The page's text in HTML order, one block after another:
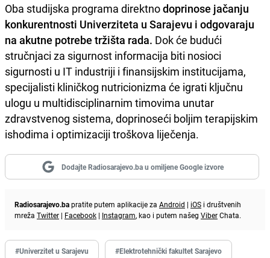
Oba studijska programa direktnodoprinose jačanju
konkurentnosti Univerziteta u Sarajevu i odgovaraju
na akutne potrebe tržišta rada. Dok će budući
stručnjaci za sigurnost informacija biti nosioci
sigurnosti u IT industriji i finansijskim institucijama,
specijalisti kliničkog nutricionizma će igrati ključnu
ulogu u multidisciplinarnim timovima unutar
zdravstvenog sistema, doprinoseći boljim terapijskim
ishodima i optimizaciji troškova liječenja.
Dodajte Radiosarajevo.ba u omiljene Google izvore
Radiosarajevo.bapratite putem aplikacije za Android | iOS i društvenih
mreža Twitter | Facebook | Instagram, kao i putem našeg ViberChata.
#Univerzitet u Sarajevu #Elektrotehnički fakultet Sarajevo